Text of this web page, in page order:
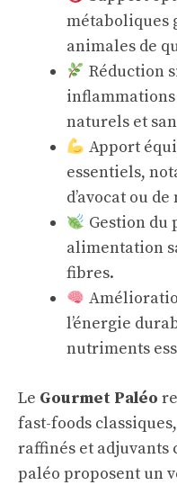
métaboliques
animales de
Réduction
naturels et
Apport
essentiels,
d’avocat ou de
Gestion du
alimentation
fibres.
l’énergie
nutriments
Le Gourmet Paléo
fast-foods
raffinés et adjuvants
paléo proposent un